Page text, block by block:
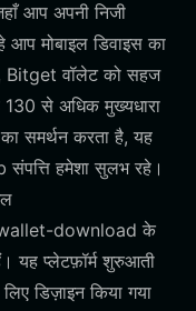
आप अपनी निजी
आप मोबाइल डिवाइस का
Bitget वॉलेट को सहज
से अधिक मुख्यधारा
समर्थन करता है, यह
हमेशा सुलभ रहे।
download के
यह प्लेटफ़ॉर्म शुरुआती
डिज़ाइन किया गया